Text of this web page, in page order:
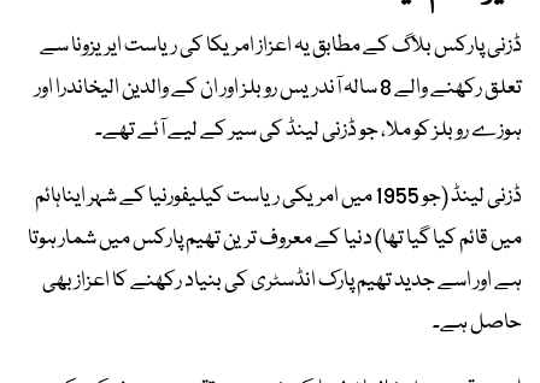
ڈزنی پارکس بلاگ کے مطابق یہ اعزاز امریکا کی ریاست ایریزونا سے
تعلق رکھنے والے 8 سالہ آندریس روبلز اور ان کے والدین الیخاندرا اور
ہوزے روبلز کو ملا، جو ڈزنی لینڈ کی سیر کے لیے آئے تھے۔
ڈزنی لینڈ (جو 1955 میں امریکی ریاست کیلیفورنیا کے شہر ایناہائم
میں قائم کیا گیا تھا) دنیا کے معروف ترین تھیم پارکس میں شمار ہوتا
ہے اور اسے جدید تھیم پارک انڈسٹری کی بنیاد رکھنے کا اعزاز بھی
حاصل ہے۔